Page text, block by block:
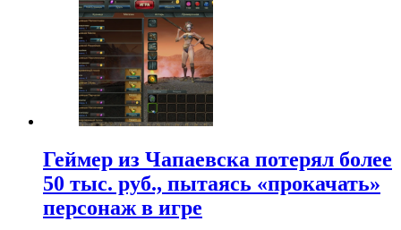
Геймер из Чапаевска потерял более
50 тыс. руб., пытаясь «прокачать»
персонаж в игре